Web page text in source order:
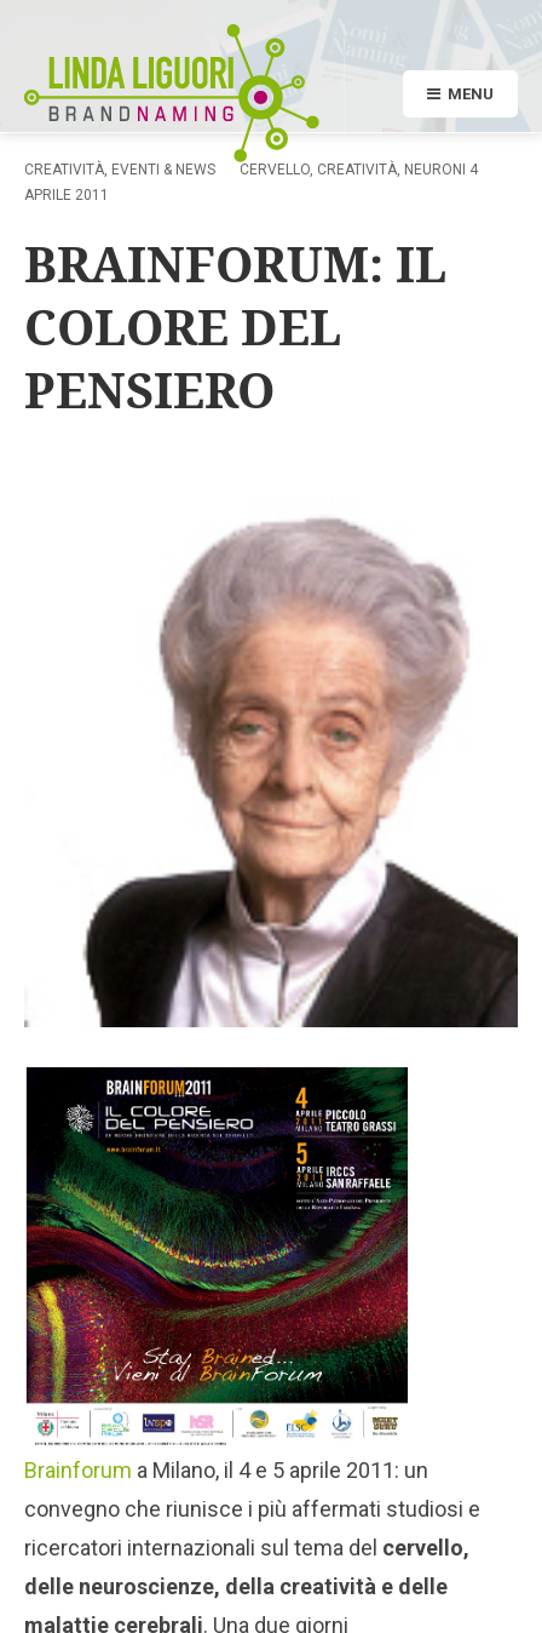
MENU
CREATIVITÀ, EVENTI & NEWS CERVELLO, CREATIVITÀ, NEURONI
4
APRILE 2011
BRAINFORUM: IL
COLORE DEL
PENSIERO
Brainforum a Milano, il 4 e 5 aprile 2011: un
convegno che riunisce i più affermati studiosi e
ricercatori internazionali sul tema del cervello,
delle neuroscienze, della creatività e delle
malattie cerebrali. Una due giorni